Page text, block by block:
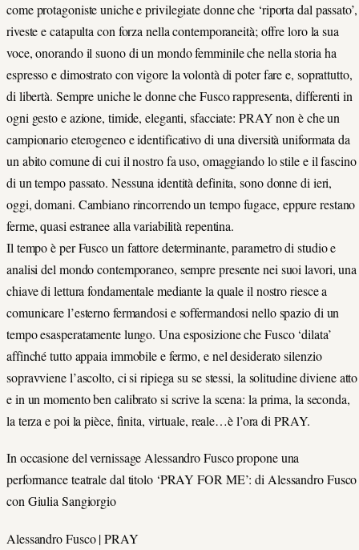
come protagoniste uniche e privilegiate donne che ‘riporta dal passato’,
riveste e catapulta con forza nella contemporaneità; offre loro la sua
voce, onorando il suono di un mondo femminile che nella storia ha
espresso e dimostrato con vigore la volontà di poter fare e, soprattutto,
di libertà. Sempre uniche le donne che Fusco rappresenta, differenti in
ogni gesto e azione, timide, eleganti, sfacciate: PRAY non è che un
campionario eterogeneo e identificativo di una diversità uniformata da
un abito comune di cui il nostro fa uso, omaggiando lo stile e il fascino
di un tempo passato. Nessuna identità definita, sono donne di ieri,
oggi, domani. Cambiano rincorrendo un tempo fugace, eppure restano
ferme, quasi estranee alla variabilità repentina.
Il tempo è per Fusco un fattore determinante, parametro di studio e
analisi del mondo contemporaneo, sempre presente nei suoi lavori, una
chiave di lettura fondamentale mediante la quale il nostro riesce a
comunicare l’esterno fermandosi e soffermandosi nello spazio di un
tempo esasperatamente lungo. Una esposizione che Fusco ‘dilata’
affinché tutto appaia immobile e fermo, e nel desiderato silenzio
sopravviene l’ascolto, ci si ripiega su se stessi, la solitudine diviene atto
e in un momento ben calibrato si scrive la scena: la prima, la seconda,
la terza e poi la pièce, finita, virtuale, reale…è l’ora di PRAY.
In occasione del vernissage Alessandro Fusco propone una
performance teatrale dal titolo ‘PRAY FOR ME’: di Alessandro Fusco
con Giulia Sangiorgio
Alessandro Fusco | PRAY